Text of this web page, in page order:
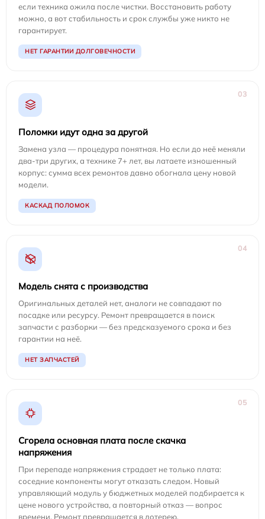
если техника ожила после чистки. Восстановить работу
можно, а вот стабильность и срок службы уже никто не
гарантирует.
НЕТ ГАРАНТИИ ДОЛГОВЕЧНОСТИ
03
Поломки идут одна за другой
Замена узла — процедура понятная. Но если до неё меняли
два-три других, а технике 7+ лет, вы латаете изношенный
корпус: сумма всех ремонтов давно обогнала цену новой
модели.
КАСКАД ПОЛОМОК
04
Модель снята с производства
Оригинальных деталей нет, аналоги не совпадают по
посадке или ресурсу. Ремонт превращается в поиск
запчасти с разборки — без предсказуемого срока и без
гарантии на неё.
НЕТ ЗАПЧАСТЕЙ
05
Сгорела основная плата после скачка
напряжения
При перепаде напряжения страдает не только плата:
соседние компоненты могут отказать следом. Новый
управляющий модуль у бюджетных моделей подбирается к
цене нового устройства, а повторный отказ — вопрос
времени. Ремонт превращается в лотерею.